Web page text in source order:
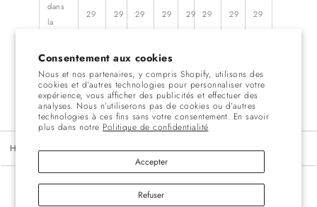
Consentement aux cookies
Nous et nos partenaires, y compris Shopify, utilisons des
cookies et d’autres technologies pour personnaliser votre
expérience, vous afficher des publicités et effectuer des
analyses. Nous n’utiliserons pas de cookies ou d’autres
technologies à ces fins sans votre consentement. En savoir
plus dans notre Politique de confidentialité
Accepter
Refuser
dans
la
29 29 29 29 29 29 29 29
Longueur
du
pantalon
40 40 40 40 40 40 40 40
Home Tableau des tailles